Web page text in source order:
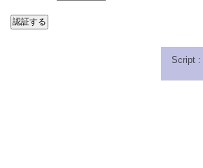
Script :